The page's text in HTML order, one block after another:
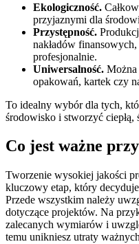
Ekologiczność.
przyjaznymi dla
Przystępność.
nakładów
profesjonalnie.
Uniwersalność. Można
opakowań, kartek czy
To idealny wybór dla tych,
środowisko i stworzyć ciepłą,
Co jest ważne
Tworzenie wysokiej jakości
kluczowy etap, który
Przede wszystkim należy
dotyczące projektów. Na
zalecanych wymiarów i
temu unikniesz utraty